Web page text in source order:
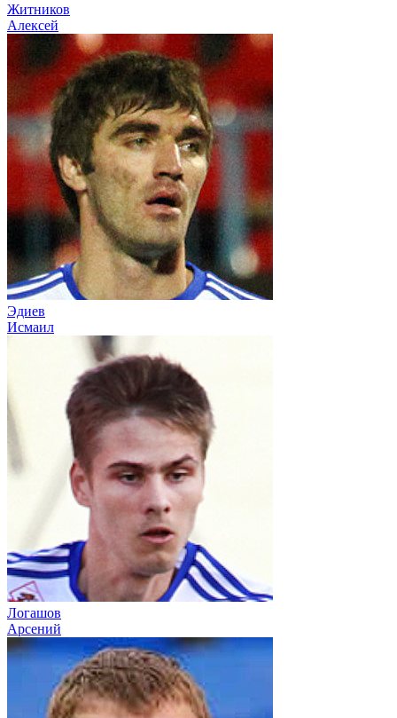
Житников
Алексей
Эдиев
Исмаил
Логашов
Арсений